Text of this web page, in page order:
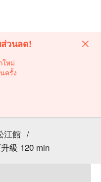
วนลด!
หม่
ครั้ง
江館 /
級 120 min